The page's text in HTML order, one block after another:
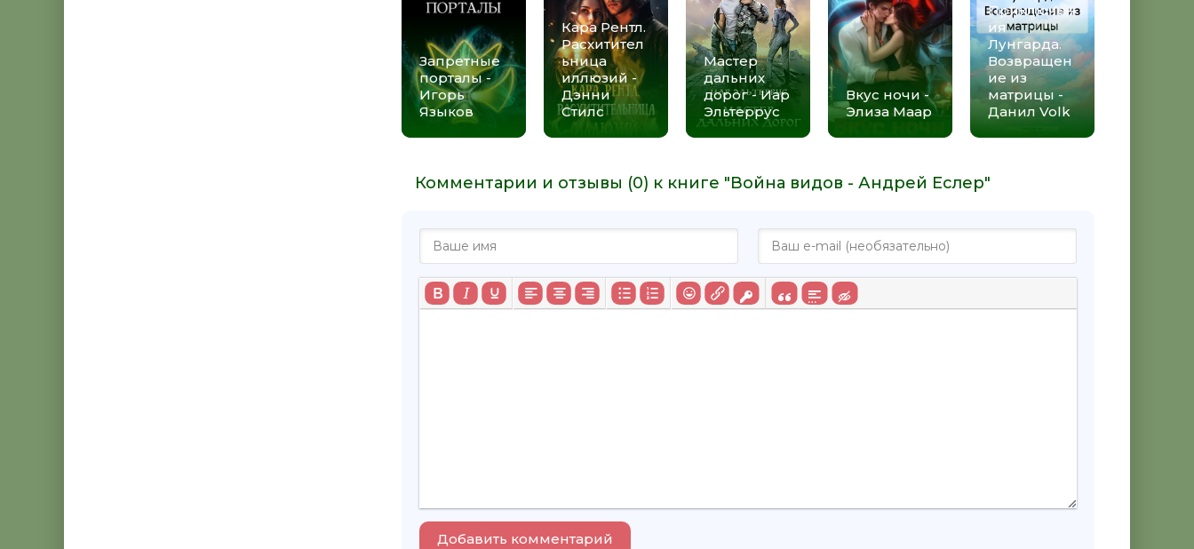
Запретные
порталы -
Игорь
Языков
Кара Рентл.
Расхитител
ьница
иллюзий -
Дэнни
Стилс
Мастер
дальних
дорог - Иар
Эльтеррус
Вкус ночи -
Элиза Маар
Приключен
ия
Лунгарда.
Возвращен
ие из
матрицы -
Данил Volk
Комментарии и отзывы (0) к книге "Война видов - Андрей Еслер"
Добавить комментарий